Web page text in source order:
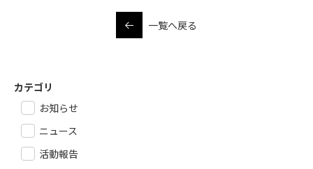
一覧へ戻る
カテゴリ
お知らせ
ニュース
活動報告